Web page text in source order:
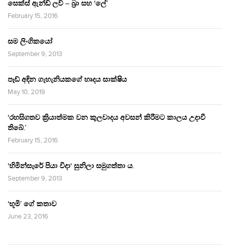
සෙක්ස් ඇන්ඩ් ලව් – බ්‍රා සහ ‘ලේ’
February 15, 2016
සම ලිංගිකයෝ
September 9, 2013
පෑඩ් අඳින ගැහැනියකගේ හෘදය සාක්ෂිය
May 10, 2019
‘රහසිගතව ක්‍රියාත්මක වන කුලවාදය අවසන් කිරීමට කාලය උදාවී
තිබේ.’
February 15, 2016
‘හිමින්සැරේ පියා විදා‘ සුනිලා සමුගත්තා ය.
September 9, 2013
‘භූමි’ ගේ කතාව
June 23, 2016